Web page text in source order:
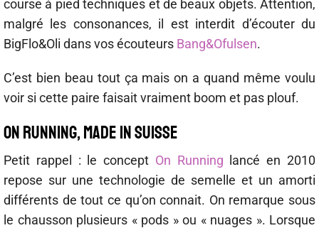
course à pied techniques et de beaux objets. Attention,
malgré les consonances, il est interdit d’écouter du
BigFlo&Oli dans vos écouteurs Bang&Ofulsen.
C’est bien beau tout ça mais on a quand même voulu
voir si cette paire faisait vraiment boom et pas plouf.
ON RUNNING, MADE IN SUISSE
Petit rappel : le concept On Running lancé en 2010
repose sur une technologie de semelle et un amorti
différents de tout ce qu’on connait. On remarque sous
le chausson plusieurs « pods » ou « nuages ». Lorsque